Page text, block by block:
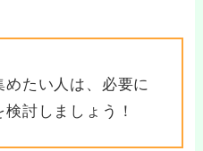
たい人は、必要に
討しましょう！